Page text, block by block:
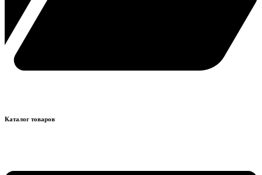
Каталог товаров